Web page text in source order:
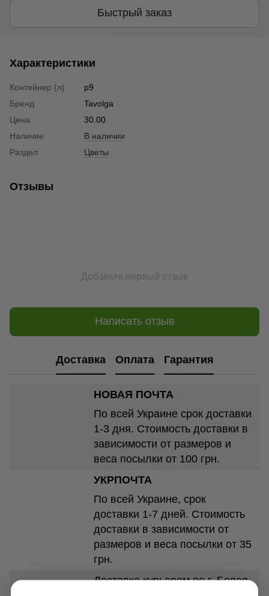
Быстрый заказ
Характеристики
Контейнер (л)
р9
Бренд
Tavolga
Цена
30.00
Наличие
В наличии
Раздел
Цветы
Отзывы
Добавьте первый отзыв
Написать отзыв
Доставка Оплата Гарантия
НОВАЯ ПОЧТА
По всей Украине срок доставки
1-3 дня. Стоимость доставки в
зависимости от размеров и
веса посылки от 100 грн.
УКРПОЧТА
По всей Украине, срок
доставки 1-7 дней. Стоимость
доставки в зависимости от
размеров и веса посылки от 35
грн.
Доставка курьером по г. Белая